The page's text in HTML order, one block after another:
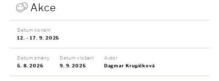
Akce
Datum konání
12. - 17. 9. 2025
Datum změny
5. 8. 2026
Datum vložení
9. 9. 2025
Autor
Dagmar Krupičková